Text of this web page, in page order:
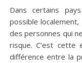
Dans certains
possible
des personnes qui
risque. C’est cette
différence entre la